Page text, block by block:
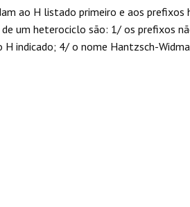
ao H listado primeiro e aos prefixos
um heterociclo são: 1/ os prefixos
indicado; 4/ o nome Hantzsch-